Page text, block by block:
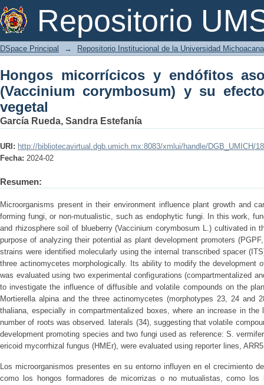
Repositorio
Hongos micorrícicos y endófitos
y su efecto en el rendimiento vegetal
DSpace Principal → Repositorio Institucional de la Universidad
Hongos micorrícicos y endófitos
(Vaccinium corymbosum) y su
vegetal
García Rueda, Sandra Estefanía
URI: http://bibliotecavirtual.dgb.umich.mx:8083/xmlui/handle/DGB_UMICH/
Fecha: 2024-02
Resumen:
Microorganisms present in their environment influence plant growth and
forming fungi, or non-mutualistic, such as endophytic fungi. In this work,
and rhizosphere soil of blueberry (Vaccinium corymbosum L.) cultivated in
purpose of analyzing their potential as plant development promoters
strains were identified molecularly using the internal transcribed spacer
three actinomycetes morphologically. Its ability to modify the development
was evaluated using two experimental configurations (compartmentalized
to investigate the influence of diffusible and volatile compounds on the
Mortierella alpina and the three actinomycetes (morphotypes 23, 24 and
thaliana, especially in compartmentalized boxes, where an increase in
number of roots was observed. laterals (34), suggesting that volatile
development promoting species and two fungi used as reference: S.
ericoid mycorrhizal fungus (HMEr), were evaluated using reporter lines, ARR5
Los microorganismos presentes en su entorno influyen en el crecimiento
como los hongos formadores de micorrizas o no mutualistas, como